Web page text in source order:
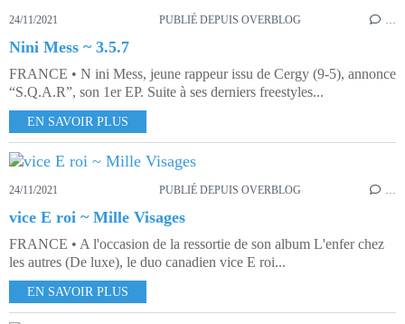
24/11/2021 PUBLIÉ DEPUIS OVERBLOG
Nini Mess ~ 3.5.7
FRANCE • N ini Mess, jeune rappeur issu de Cergy (9-5), annonce
“S.Q.A.R”, son 1er EP. Suite à ses derniers freestyles...
EN SAVOIR PLUS
24/11/2021 PUBLIÉ DEPUIS OVERBLOG …
vice E roi ~ Mille Visages
FRANCE • A l'occasion de la ressortie de son album L'enfer chez
les autres (De luxe), le duo canadien vice E roi...
EN SAVOIR PLUS